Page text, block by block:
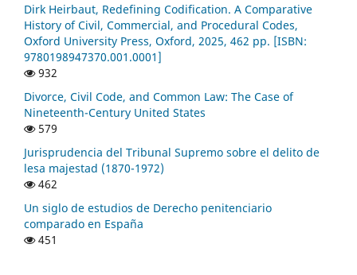
Dirk Heirbaut, Redefining Codification. A Comparative
History of Civil, Commercial, and Procedural Codes,
Oxford University Press, Oxford, 2025, 462 pp. [ISBN:
9780198947370.001.0001]
932
Divorce, Civil Code, and Common Law: The Case of
Nineteenth-Century United States
579
Jurisprudencia del Tribunal Supremo sobre el delito de
lesa majestad (1870-1972)
462
Un siglo de estudios de Derecho penitenciario
comparado en España
451